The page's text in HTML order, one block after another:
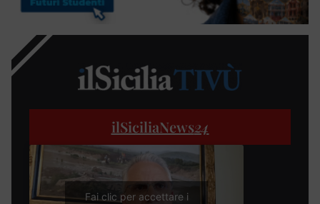
ilSiciliaNews24
Fai clic per accettare i